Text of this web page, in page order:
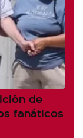
de
fanáticos